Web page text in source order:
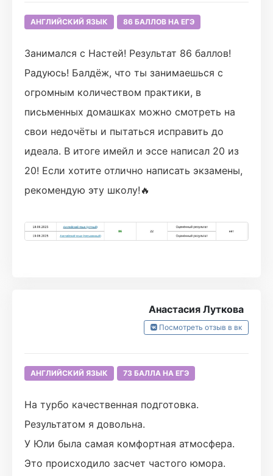
АНГЛИЙСКИЙ ЯЗЫК 86 БАЛЛОВ НА ЕГЭ
Занимался с Настей! Результат 86 баллов!
Радуюсь! Балдёж, что ты занимаешься с
огромным количеством практики, в
письменных домашках можно смотреть на
свои недочёты и пытаться исправить до
идеала. В итоге имейл и эссе написал 20 из
20! Если хотите отлично написать экзамены,
рекомендую эту школу!🔥
Анастасия Луткова
Посмотреть отзыв в вк
АНГЛИЙСКИЙ ЯЗЫК 73 БАЛЛА НА ЕГЭ
На турбо качественная подготовка.
Результатом я довольна.
У Юли была самая комфортная атмосфера.
Это происходило засчет частого юмора.